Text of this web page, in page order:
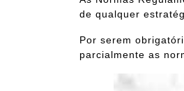
de qualquer
Por serem
parcialmente as